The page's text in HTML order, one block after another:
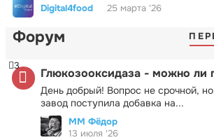
Digital4food
25 марта '26
Форум
Глюкозооксидаза - можно ли
День добрый! Вопрос не срочной,
завод поступила добавка на...
3
ММ Фёдор
13 июля '26